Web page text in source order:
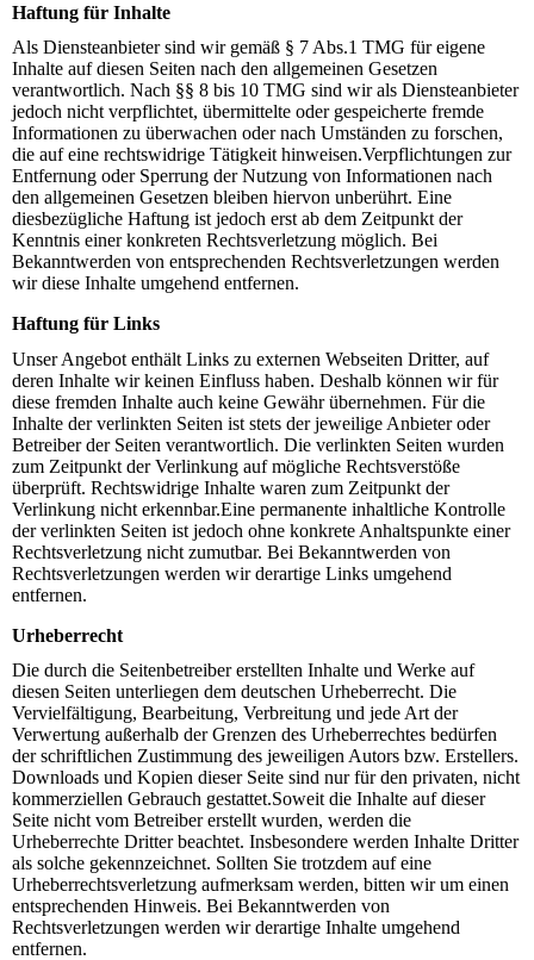
Haftung für Inhalte
Als Diensteanbieter sind wir gemäß § 7 Abs.1 TMG für eigene
Inhalte auf diesen Seiten nach den allgemeinen Gesetzen
verantwortlich. Nach §§ 8 bis 10 TMG sind wir als Diensteanbieter
jedoch nicht verpflichtet, übermittelte oder gespeicherte fremde
Informationen zu überwachen oder nach Umständen zu forschen,
die auf eine rechtswidrige Tätigkeit hinweisen.Verpflichtungen zur
Entfernung oder Sperrung der Nutzung von Informationen nach
den allgemeinen Gesetzen bleiben hiervon unberührt. Eine
diesbezügliche Haftung ist jedoch erst ab dem Zeitpunkt der
Kenntnis einer konkreten Rechtsverletzung möglich. Bei
Bekanntwerden von entsprechenden Rechtsverletzungen werden
wir diese Inhalte umgehend entfernen.
Haftung für Links
Unser Angebot enthält Links zu externen Webseiten Dritter, auf
deren Inhalte wir keinen Einfluss haben. Deshalb können wir für
diese fremden Inhalte auch keine Gewähr übernehmen. Für die
Inhalte der verlinkten Seiten ist stets der jeweilige Anbieter oder
Betreiber der Seiten verantwortlich. Die verlinkten Seiten wurden
zum Zeitpunkt der Verlinkung auf mögliche Rechtsverstöße
überprüft. Rechtswidrige Inhalte waren zum Zeitpunkt der
Verlinkung nicht erkennbar.Eine permanente inhaltliche Kontrolle
der verlinkten Seiten ist jedoch ohne konkrete Anhaltspunkte einer
Rechtsverletzung nicht zumutbar. Bei Bekanntwerden von
Rechtsverletzungen werden wir derartige Links umgehend
entfernen.
Urheberrecht
Die durch die Seitenbetreiber erstellten Inhalte und Werke auf
diesen Seiten unterliegen dem deutschen Urheberrecht. Die
Vervielfältigung, Bearbeitung, Verbreitung und jede Art der
Verwertung außerhalb der Grenzen des Urheberrechtes bedürfen
der schriftlichen Zustimmung des jeweiligen Autors bzw. Erstellers.
Downloads und Kopien dieser Seite sind nur für den privaten, nicht
kommerziellen Gebrauch gestattet.Soweit die Inhalte auf dieser
Seite nicht vom Betreiber erstellt wurden, werden die
Urheberrechte Dritter beachtet. Insbesondere werden Inhalte Dritter
als solche gekennzeichnet. Sollten Sie trotzdem auf eine
Urheberrechtsverletzung aufmerksam werden, bitten wir um einen
entsprechenden Hinweis. Bei Bekanntwerden von
Rechtsverletzungen werden wir derartige Inhalte umgehend
entfernen.